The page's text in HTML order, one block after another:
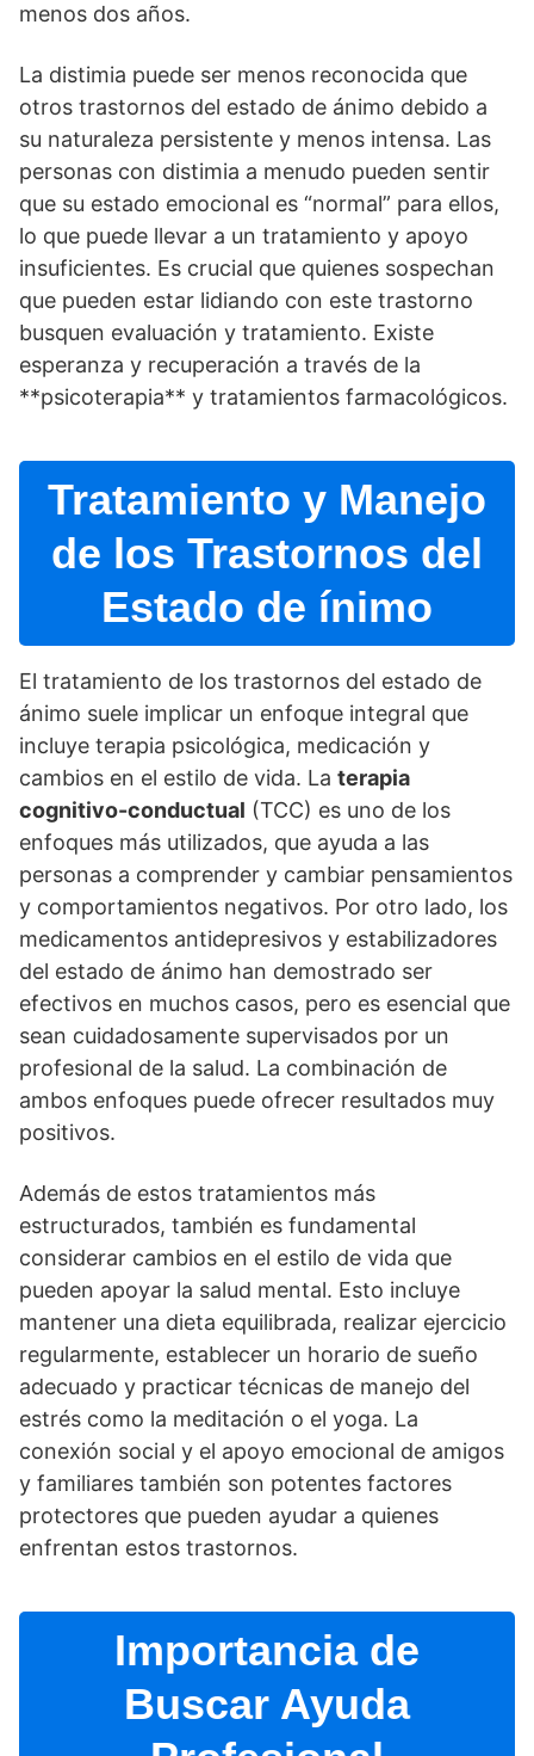
menos dos años.
La distimia puede ser menos reconocida que
otros trastornos del estado de ánimo debido a
su naturaleza persistente y menos intensa. Las
personas con distimia a menudo pueden sentir
que su estado emocional es “normal” para ellos,
lo que puede llevar a un tratamiento y apoyo
insuficientes. Es crucial que quienes sospechan
que pueden estar lidiando con este trastorno
busquen evaluación y tratamiento. Existe
esperanza y recuperación a través de la
**psicoterapia** y tratamientos farmacológicos.
Tratamiento y Manejo
de los Trastornos del
Estado de ínimo
El tratamiento de los trastornos del estado de
ánimo suele implicar un enfoque integral que
incluye terapia psicológica, medicación y
cambios en el estilo de vida. La terapia
cognitivo-conductual (TCC) es uno de los
enfoques más utilizados, que ayuda a las
personas a comprender y cambiar pensamientos
y comportamientos negativos. Por otro lado, los
medicamentos antidepresivos y estabilizadores
del estado de ánimo han demostrado ser
efectivos en muchos casos, pero es esencial que
sean cuidadosamente supervisados por un
profesional de la salud. La combinación de
ambos enfoques puede ofrecer resultados muy
positivos.
Además de estos tratamientos más
estructurados, también es fundamental
considerar cambios en el estilo de vida que
pueden apoyar la salud mental. Esto incluye
mantener una dieta equilibrada, realizar ejercicio
regularmente, establecer un horario de sueño
adecuado y practicar técnicas de manejo del
estrés como la meditación o el yoga. La
conexión social y el apoyo emocional de amigos
y familiares también son potentes factores
protectores que pueden ayudar a quienes
enfrentan estos trastornos.
Importancia de
Buscar Ayuda